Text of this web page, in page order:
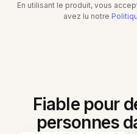
En utilisant le produit, vous
avez lu notre
Fiable pour
personnes